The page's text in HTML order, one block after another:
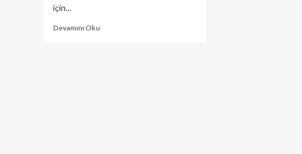
için...
Devamını Oku